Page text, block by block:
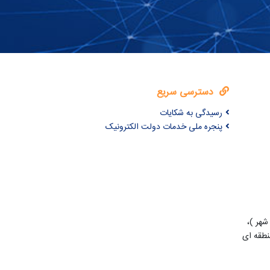
دسترسی سریع
رسیدگی به شکایات
پنجره ملی خدمات دولت الکترونیک
)،
ای